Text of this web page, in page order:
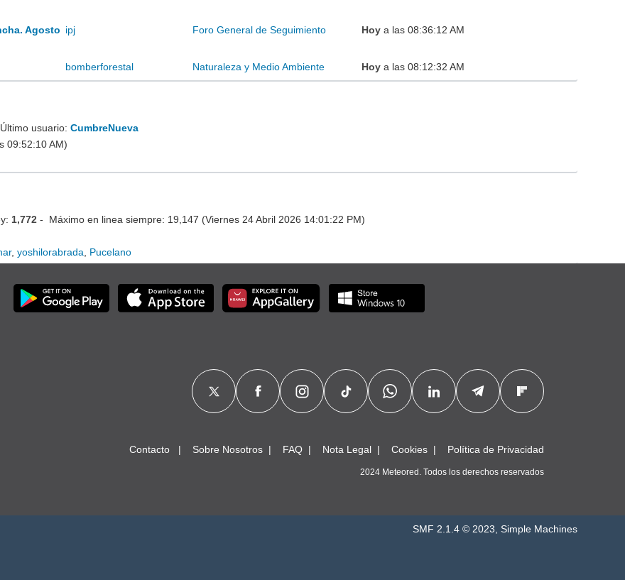
Agosto ipj Foro General de Seguimiento Hoy a las 08:36:12 AM
bomberforestal Naturaleza y Medio Ambiente Hoy a las 08:12:32 AM
usuario:CumbreNueva
09:52:10 AM)
1,772 - Máximo en linea siempre: 19,147 (Viernes 24 Abril 2026 14:01:22 PM)
,yoshilorabrada Pucelano
Contacto Sobre Nosotros FAQ Nota Legal Cookies Política de Privacidad
2024 Meteored. Todos los derechos reservados
SMF 2.1.4 © 2023, Simple Machines